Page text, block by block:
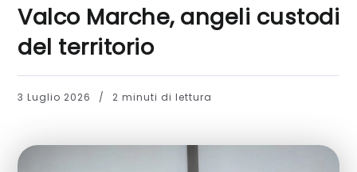
Valco Marche, angeli custodi
del territorio
3 Luglio 2026 2 minuti di lettura